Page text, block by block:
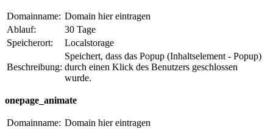
Domainname: Domain hier eintragen
Ablauf:
30 Tage
Speicherort:
Localstorage
Beschreibung:
Speichert, dass das Popup (Inhaltselement - Popup)
durch einen Klick des Benutzers geschlossen
wurde.
onepage_animate
Domainname: Domain hier eintragen